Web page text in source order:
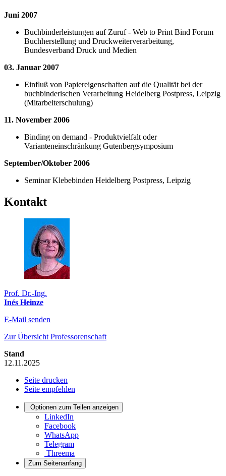
Juni 2007
Buchbinderleistungen auf Zuruf - Web to Print Bind Forum
Buchherstellung und Druckweiterverarbeitung,
Bundesverband Druck und Medien
03. Januar 2007
Einfluß von Papiereigenschaften auf die Qualität bei der
buchbinderischen Verarbeitung Heidelberg Postpress, Leipzig
(Mitarbeiterschulung)
11. November 2006
Binding on demand - Produktvielfalt oder
Varianteneinschränkung Gutenbergsymposium
September/Oktober 2006
Seminar Klebebinden Heidelberg Postpress, Leipzig
Kontakt
Prof. Dr.-Ing.
Inés Heinze
E-Mail senden
Zur Übersicht Professorenschaft
Stand
12.11.2025
Seite drucken
Seite empfehlen
Optionen zum Teilen anzeigen
LinkedIn
Facebook
WhatsApp
Telegram
Threema
Zum Seitenanfang